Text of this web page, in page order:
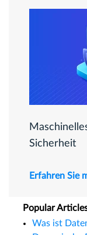
Sicherheit
Erfahren Sie
Popular
Was ist